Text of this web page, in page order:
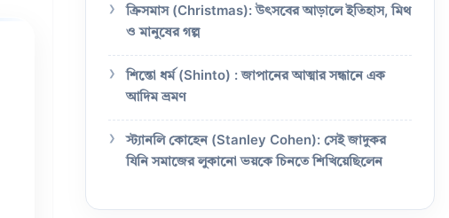
ক্রিসমাস (Christmas): উৎসবের আড়ালে ইতিহাস, মিথ
ও মানুষের গল্প
শিন্তো ধর্ম (Shinto) : জাপানের আত্মার সন্ধানে এক
আদিম ভ্রমণ
স্ট্যানলি কোহেন (Stanley Cohen): সেই জাদুকর
যিনি সমাজের লুকানো ভয়কে চিনতে শিখিয়েছিলেন